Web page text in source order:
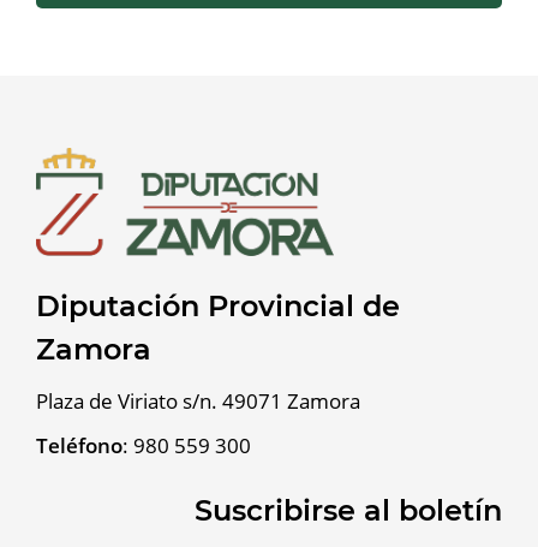
Diputación Provincial de
Zamora
Plaza de Viriato s/n. 49071 Zamora
Teléfono: 980 559 300
Suscribirse al boletín